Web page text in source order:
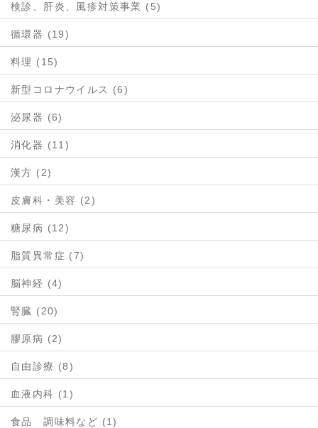
検診、肝炎、風疹対策事業 (5)
循環器 (19)
料理 (15)
新型コロナウイルス (6)
泌尿器 (6)
消化器 (11)
漢方 (2)
皮膚科・美容 (2)
糖尿病 (12)
脂質異常症 (7)
脳神経 (4)
腎臓 (20)
膠原病 (2)
自由診療 (8)
血液内科 (1)
食品 調味料など (1)